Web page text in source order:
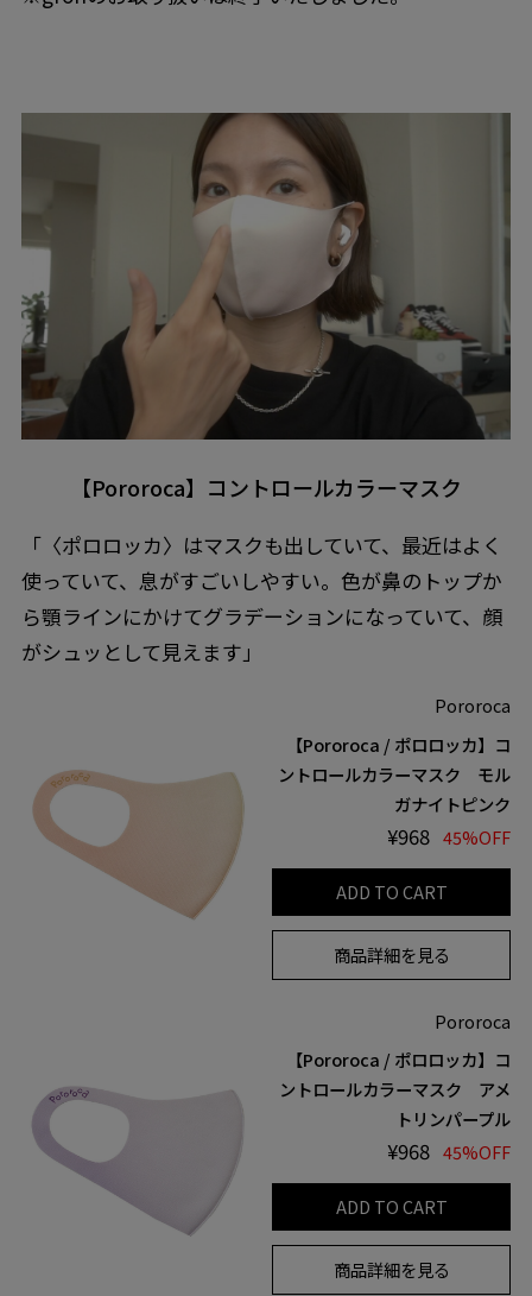
【Pororoca】コントロールカラーマスク
「〈ポロロッカ〉はマスクも出していて、最近はよく
使っていて、息がすごいしやすい。色が鼻のトップか
ら顎ラインにかけてグラデーションになっていて、顔
がシュッとして見えます」
Pororoca
【Pororoca / ポロロッカ】コ
ントロールカラーマスク モル
ガナイトピンク
¥968 45%OFF
ADD TO CART
商品詳細を見る
Pororoca
【Pororoca / ポロロッカ】コ
ントロールカラーマスク アメ
トリンパープル
¥968 45%OFF
ADD TO CART
商品詳細を見る